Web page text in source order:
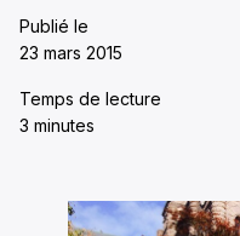
Publié le
23 mars 2015
Temps de lecture
3 minutes